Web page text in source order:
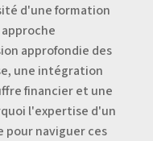
d'une formation
approfondie des
une intégration
financier et une
l'expertise d'un
pour naviguer ces